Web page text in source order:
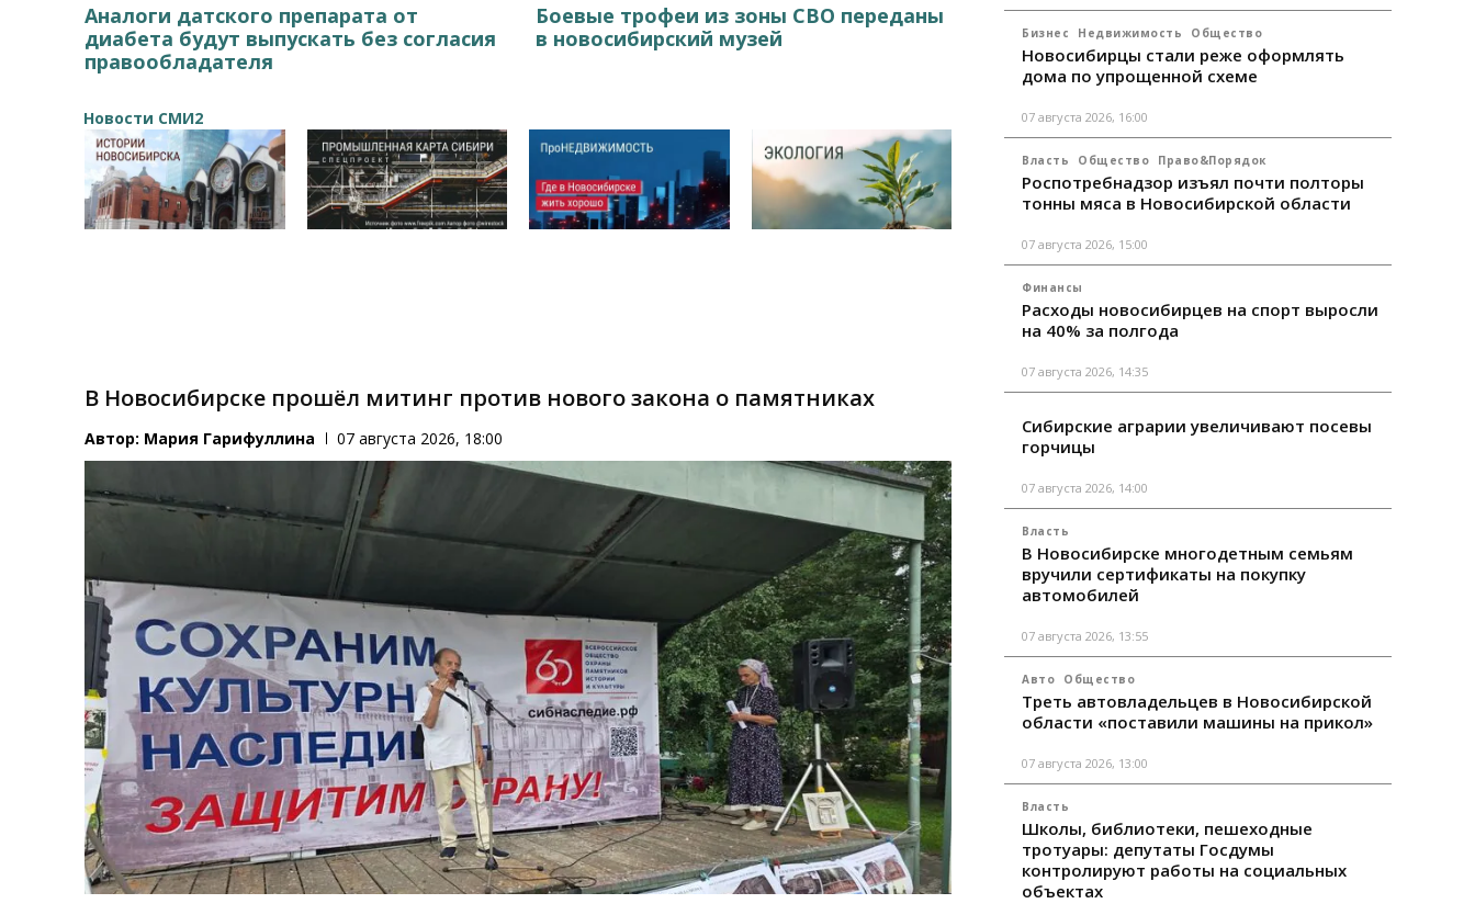
Аналоги датского препарата от
диабета будут выпускать без согласия
правообладателя
Боевые трофеи из зоны СВО переданы
в новосибирский музей
Новости СМИ2
В Новосибирске прошёл митинг против нового закона о памятниках
Автор: Мария Гарифуллина 07 августа 2026, 18:00
Бизнес Недвижимость Общество
Новосибирцы стали реже оформлять
дома по упрощенной схеме
07 августа 2026, 16:00
Власть Общество Право&Порядок
Роспотребнадзор изъял почти полторы
тонны мяса в Новосибирской области
07 августа 2026, 15:00
Финансы
Расходы новосибирцев на спорт выросли
на 40% за полгода
07 августа 2026, 14:35
Сибирские аграрии увеличивают посевы
горчицы
07 августа 2026, 14:00
Власть
В Новосибирске многодетным семьям
вручили сертификаты на покупку
автомобилей
07 августа 2026, 13:55
Авто Общество
Треть автовладельцев в Новосибирской
области «поставили машины на прикол»
07 августа 2026, 13:00
Власть
Школы, библиотеки, пешеходные
тротуары: депутаты Госдумы
контролируют работы на социальных
объектах